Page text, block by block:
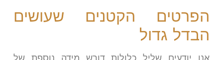
הפרטים הקטנים שעושים
הבדל גדול
אנו יודעים שליל כלולות דורש מידה נוספת של